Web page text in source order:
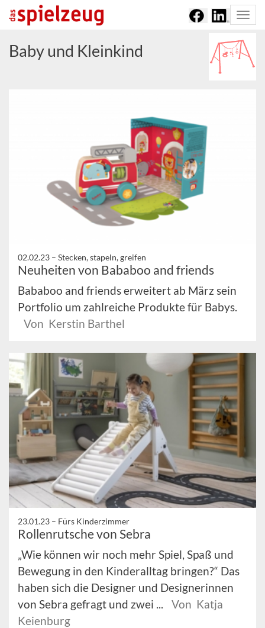
Baby und Kleinkind
02.02.23 – Stecken, stapeln, greifen
Neuheiten von Bababoo and friends
Bababoo and friends erweitert ab März sein
Portfolio um zahlreiche Produkte für Babys.
Von Kerstin Barthel
23.01.23 – Fürs Kinderzimmer
Rollenrutsche von Sebra
„Wie können wir noch mehr Spiel, Spaß und
Bewegung in den Kinderalltag bringen?“ Das
haben sich die Designer und Designerinnen
von Sebra gefragt und zwei ...
Von Katja
Keienburg